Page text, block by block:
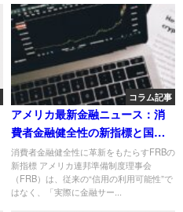
コラム記事
アメリカ最新金融ニュース：消
費者金融健全性の新指標と国際
経済への波紋
消費者金融健全性に革新をもたらすFRBの
新指標 アメリカ連邦準備制度理事会
（FRB）は、従来の“信用の利用可能性”で
はなく、「実際に金融サー...